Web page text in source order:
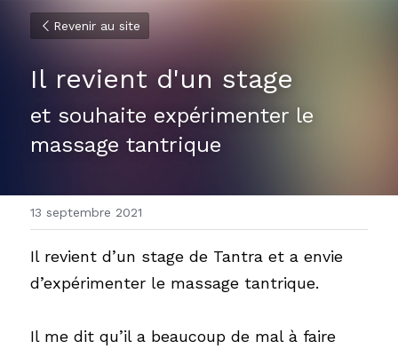
Revenir au site
Il revient d'un stage
et souhaite expérimenter le
massage tantrique
13 septembre 2021
Il revient d’un stage de Tantra et a envie
d’expérimenter le massage tantrique.
Il me dit qu’il a beaucoup de mal à faire